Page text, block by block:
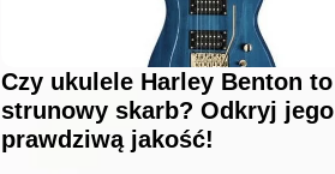
Czy ukulele Harley Benton to
strunowy skarb? Odkryj jego
prawdziwą jakość!